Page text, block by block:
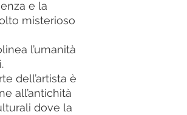
e la
misterioso
l’umanità
dell’artista è
all’antichità
dove la